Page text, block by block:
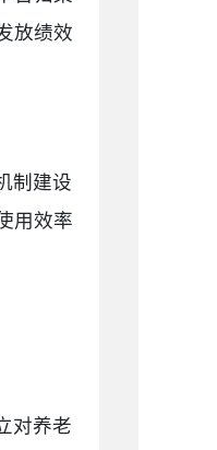
放绩效
制建设
用效率
对养老